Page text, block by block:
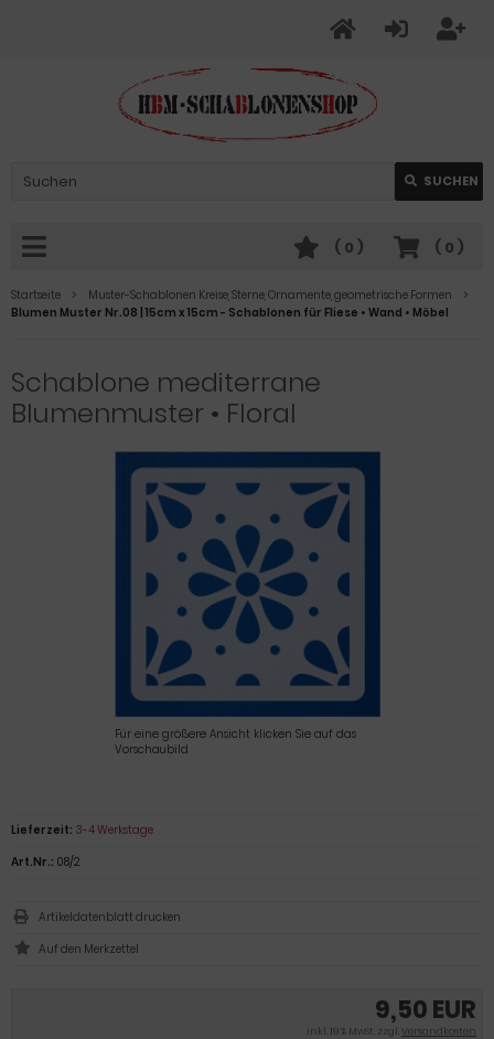
SUCHEN
( 0 )
( 0 )
Startseite
Muster-Schablonen Kreise, Sterne, Ornamente, geometrische Formen
Blumen Muster Nr.08 | 15cm x 15cm - Schablonen für Fliese • Wand • Möbel
Schablone mediterrane
Blumenmuster • Floral
Für eine größere Ansicht klicken Sie auf das
Vorschaubild
9,50 EUR
inkl. 19 % MwSt. zzgl.Versandkosten
Lieferzeit: 3-4 Werkstage
Art.Nr.: 08/2
Artikeldatenblatt drucken